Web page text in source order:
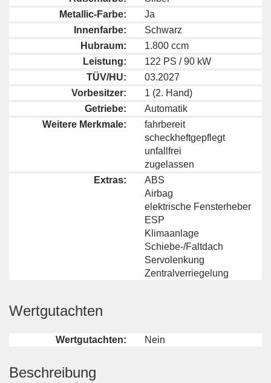
Metallic-Farbe:
Ja
Innenfarbe:
Schwarz
Hubraum:
1.800 ccm
Leistung:
122 PS / 90 kW
TÜV/HU:
03.2027
Vorbesitzer:
1 (2. Hand)
Getriebe:
Automatik
Weitere Merkmale:
fahrbereit
scheckheftgepflegt
unfallfrei
zugelassen
Extras:
ABS
Airbag
elektrische Fensterheber
ESP
Klimaanlage
Schiebe-/Faltdach
Servolenkung
Zentralverriegelung
Wertgutachten
Wertgutachten: Nein
Beschreibung